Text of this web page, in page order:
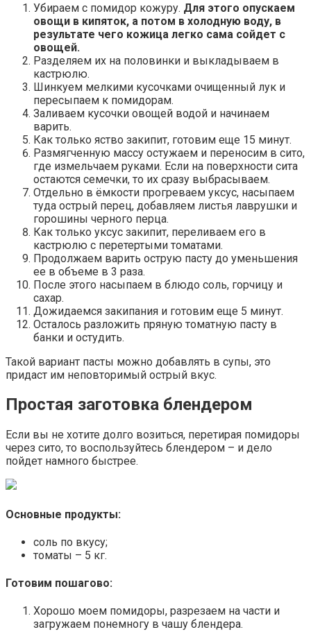
Убираем с помидор кожуру. Для этого опускаем
овощи в кипяток, а потом в холодную воду, в
результате чего кожица легко сама сойдет с
овощей.
Разделяем их на половинки и выкладываем в
кастрюлю.
Шинкуем мелкими кусочками очищенный лук и
пересыпаем к помидорам.
Заливаем кусочки овощей водой и начинаем
варить.
Как только яство закипит, готовим еще 15 минут.
Размягченную массу остужаем и переносим в сито,
где измельчаем руками. Если на поверхности сита
остаются семечки, то их сразу выбрасываем.
Отдельно в ёмкости прогреваем уксус, насыпаем
туда острый перец, добавляем листья лаврушки и
горошины черного перца.
Как только уксус закипит, переливаем его в
кастрюлю с перетертыми томатами.
Продолжаем варить острую пасту до уменьшения
ее в объеме в 3 раза.
После этого насыпаем в блюдо соль, горчицу и
сахар.
Дожидаемся закипания и готовим еще 5 минут.
Осталось разложить пряную томатную пасту в
банки и остудить.
Такой вариант пасты можно добавлять в супы, это
придаст им неповторимый острый вкус.
Простая заготовка блендером
Если вы не хотите долго возиться, перетирая помидоры
через сито, то воспользуйтесь блендером – и дело
пойдет намного быстрее.
Основные продукты:
соль по вкусу;
томаты – 5 кг.
Готовим пошагово:
Хорошо моем помидоры, разрезаем на части и
загружаем понемногу в чашу блендера.